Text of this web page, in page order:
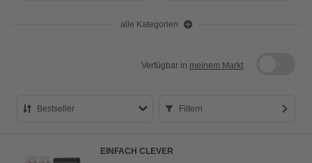
alle Kategorien
Verfügbar in meinem Markt
Bestseller Filtern
EINFACH CLEVER